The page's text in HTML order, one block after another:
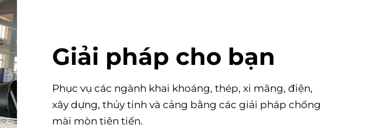
Giải pháp cho bạn
Phục vụ các ngành khai khoáng, thép, xi măng, điện,
xây dựng, thủy tinh và cảng bằng các giải pháp chống
mài mòn tiên tiến.